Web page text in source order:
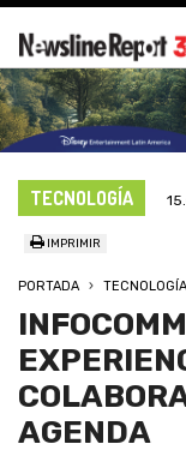
TECNOLOGÍA
IMPRIMIR
PORTADA TECNOLOGÍA
AGENDA